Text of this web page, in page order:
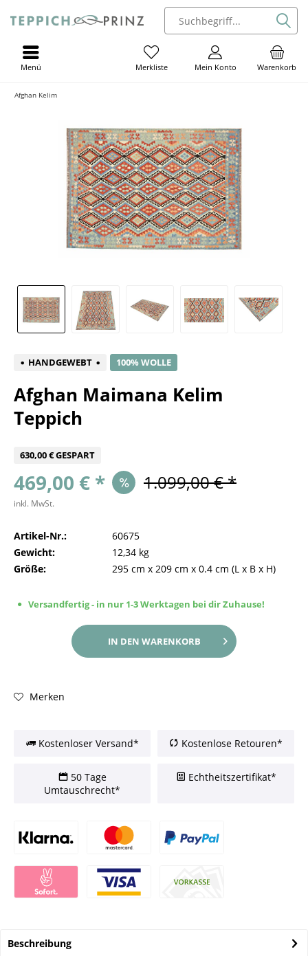
Warenkorb
Mein Konto
Merkliste
Menü
Afghan Kelim
HANDGEWEBT 100% WOLLE
Afghan Maimana Kelim
Teppich
630,00 € GESPART
469,00 € * 1.099,00 € *
inkl. MwSt.
Artikel-Nr.:
60675
Gewicht:
12,34 kg
Größe:
295 cm x 209 cm x 0.4 cm (L x B x H)
Versandfertig - in nur 1-3 Werktagen bei dir Zuhause!
IN DEN WARENKORB
Merken
Kostenloser Versand* Kostenlose Retouren*
50 Tage
Umtauschrecht*
Echtheitszertifikat*
Beschreibung